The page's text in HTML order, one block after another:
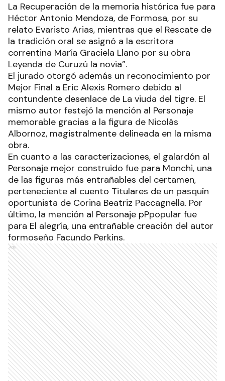
La Recuperación de la memoria histórica fue para
Héctor Antonio Mendoza, de Formosa, por su
relato Evaristo Arias, mientras que el Rescate de
la tradición oral se asignó a la escritora
correntina María Graciela Llano por su obra
Leyenda de Curuzú la novia”.
El jurado otorgó además un reconocimiento por
Mejor Final a Eric Alexis Romero debido al
contundente desenlace de La viuda del tigre. El
mismo autor festejó la mención al Personaje
memorable gracias a la figura de Nicolás
Albornoz, magistralmente delineada en la misma
obra.
En cuanto a las caracterizaciones, el galardón al
Personaje mejor construido fue para Monchi, una
de las figuras más entrañables del certamen,
perteneciente al cuento Titulares de un pasquín
oportunista de Corina Beatriz Paccagnella. Por
último, la mención al Personaje pPpopular fue
para El alegría, una entrañable creación del autor
formoseño Facundo Perkins.
Ads